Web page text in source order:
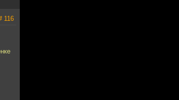
116